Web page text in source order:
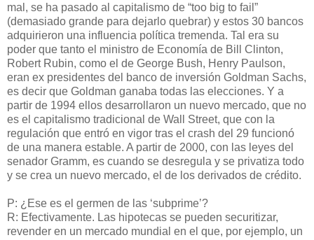
mal, se ha pasado al capitalismo de “too big to fail”
(demasiado grande para dejarlo quebrar) y estos 30 bancos
adquirieron una influencia política tremenda. Tal era su
poder que tanto el ministro de Economía de Bill Clinton,
Robert Rubin, como el de George Bush, Henry Paulson,
eran ex presidentes del banco de inversión Goldman Sachs,
es decir que Goldman ganaba todas las elecciones. Y a
partir de 1994 ellos desarrollaron un nuevo mercado, que no
es el capitalismo tradicional de Wall Street, que con la
regulación que entró en vigor tras el crash del 29 funcionó
de una manera estable. A partir de 2000, con las leyes del
senador Gramm, es cuando se desregula y se privatiza todo
y se crea un nuevo mercado, el de los derivados de crédito.
P: ¿Ese es el germen de las ‘subprime’?
R: Efectivamente. Las hipotecas se pueden securitizar,
revender en un mercado mundial en el que, por ejemplo, un